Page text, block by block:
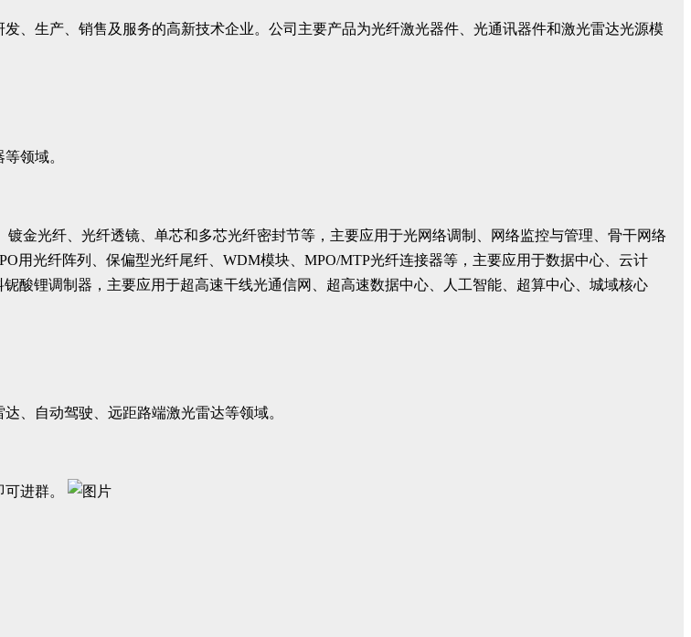
、生产、销售及服务的高新技术企业。公司主要产品为光纤激光器件、光通讯器件和激光雷达光源模
领域。
金光纤、光纤透镜、单芯和多芯光纤密封节等，主要应用于光网络调制、网络监控与管理、骨干网络
用光纤阵列、保偏型光纤尾纤、WDM模块、MPO/MTP光纤连接器等，主要应用于数据中心、云计
酸锂调制器，主要应用于超高速干线光通信网、超高速数据中心、人工智能、超算中心、城域核心
、自动驾驶、远距路端激光雷达等领域。
进群。